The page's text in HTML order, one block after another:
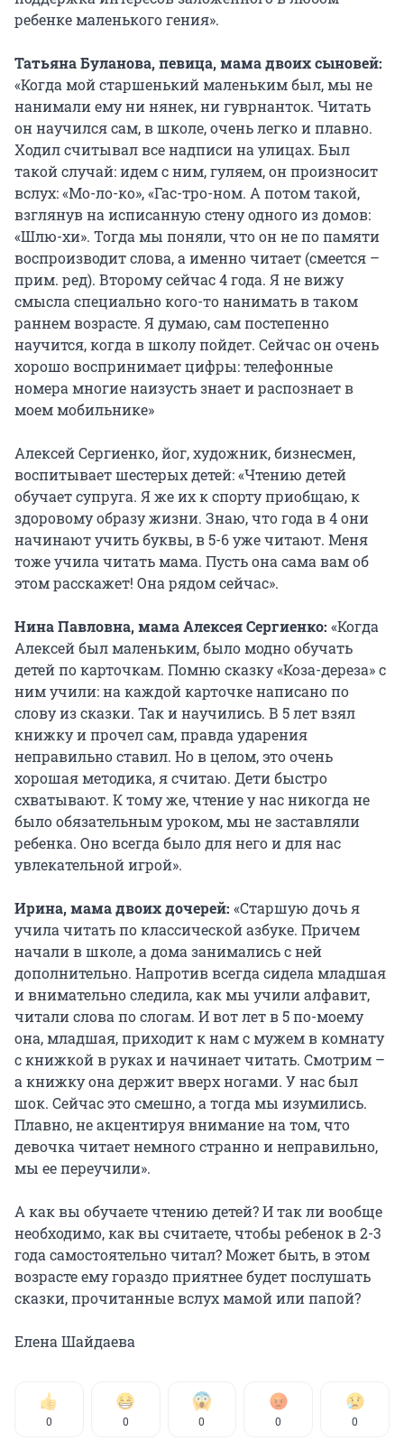
ребенке маленького гения».
Татьяна Буланова, певица, мама двоих сыновей:
«Когда мой старшенький маленьким был, мы не
нанимали ему ни нянек, ни гуврнанток. Читать
он научился сам, в школе, очень легко и плавно.
Ходил считывал все надписи на улицах. Был
такой случай: идем с ним, гуляем, он произносит
вслух: «Мо-ло-ко», «Гас-тро-ном. А потом такой,
взглянув на исписанную стену одного из домов:
«Шлю-хи». Тогда мы поняли, что он не по памяти
воспроизводит слова, а именно читает (смеется –
прим. ред). Второму сейчас 4 года. Я не вижу
смысла специально кого-то нанимать в таком
раннем возрасте. Я думаю, сам постепенно
научится, когда в школу пойдет. Сейчас он очень
хорошо воспринимает цифры: телефонные
номера многие наизусть знает и распознает в
моем мобильнике»
Алексей Сергиенко, йог, художник, бизнесмен,
воспитывает шестерых детей: «Чтению детей
обучает супруга. Я же их к спорту приобщаю, к
здоровому образу жизни. Знаю, что года в 4 они
начинают учить буквы, в 5-6 уже читают. Меня
тоже учила читать мама. Пусть она сама вам об
этом расскажет! Она рядом сейчас».
Нина Павловна, мама Алексея Сергиенко: «Когда
Алексей был маленьким, было модно обучать
детей по карточкам. Помню сказку «Коза-дереза» с
ним учили: на каждой карточке написано по
слову из сказки. Так и научились. В 5 лет взял
книжку и прочел сам, правда ударения
неправильно ставил. Но в целом, это очень
хорошая методика, я считаю. Дети быстро
схватывают. К тому же, чтение у нас никогда не
было обязательным уроком, мы не заставляли
ребенка. Оно всегда было для него и для нас
увлекательной игрой».
Ирина, мама двоих дочерей: «Старшую дочь я
учила читать по классической азбуке. Причем
начали в школе, а дома занимались с ней
дополнительно. Напротив всегда сидела младшая
и внимательно следила, как мы учили алфавит,
читали слова по слогам. И вот лет в 5 по-моему
она, младшая, приходит к нам с мужем в комнату
с книжкой в руках и начинает читать. Смотрим –
а книжку она держит вверх ногами. У нас был
шок. Сейчас это смешно, а тогда мы изумились.
Плавно, не акцентируя внимание на том, что
девочка читает немного странно и неправильно,
мы ее переучили».
А как вы обучаете чтению детей? И так ли вообще
необходимо, как вы считаете, чтобы ребенок в 2-3
года самостоятельно читал? Может быть, в этом
возрасте ему гораздо приятнее будет послушать
сказки, прочитанные вслух мамой или папой?
Елена Шайдаева
0 0 0 0 0